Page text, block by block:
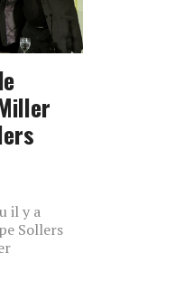
il y a
Sollers